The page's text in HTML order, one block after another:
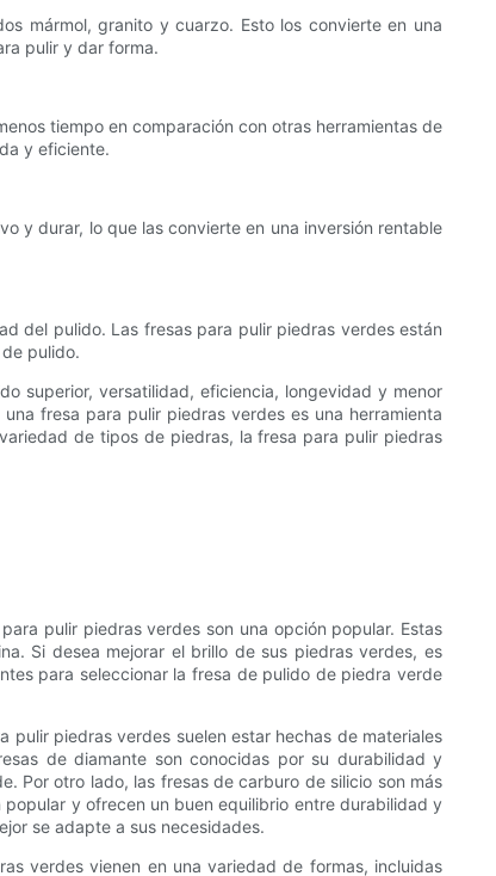
mármol, granito y cuarzo. Esto los convierte en una
pulir y dar forma.
tiempo en comparación con otras herramientas de
y eficiente.
y durar, lo que las convierte en una inversión rentable
del pulido. Las fresas para pulir piedras verdes están
pulido.
superior, versatilidad, eficiencia, longevidad y menor
fresa para pulir piedras verdes es una herramienta
de tipos de piedras, la fresa para pulir piedras
pulir piedras verdes son una opción popular. Estas
Si desea mejorar el brillo de sus piedras verdes, es
para seleccionar la fresa de pulido de piedra verde
pulir piedras verdes suelen estar hechas de materiales
de diamante son conocidas por su durabilidad y
Por otro lado, las fresas de carburo de silicio son más
y ofrecen un buen equilibrio entre durabilidad y
se adapte a sus necesidades.
verdes vienen en una variedad de formas, incluidas